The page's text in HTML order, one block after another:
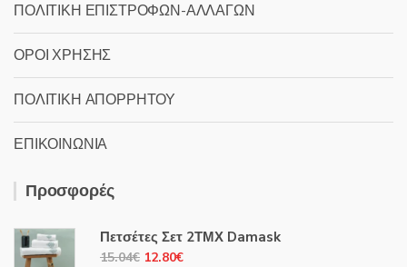
ΠΟΛΙΤΙΚΗ ΕΠΙΣΤΡΟΦΩΝ-ΑΛΛΑΓΩΝ
ΟΡΟΙ ΧΡΗΣΗΣ
ΠΟΛΙΤΙΚΗ ΑΠΟΡΡΗΤΟΥ
ΕΠΙΚΟΙΝΩΝΙΑ
Προσφορές
Πετσέτες Σετ 2ΤΜΧ Damask
15.04€ Original
12.80€Η